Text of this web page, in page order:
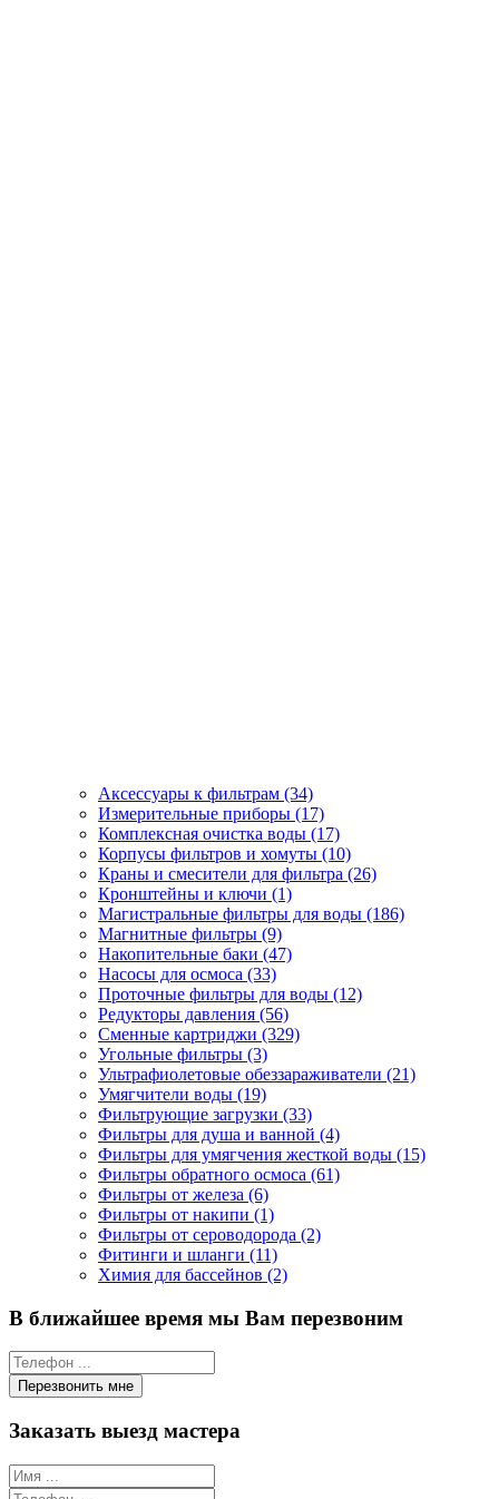
Аксессуары к фильтрам (34)
Измерительные приборы (17)
Комплексная очистка воды (17)
Корпусы фильтров и хомуты (10)
Краны и смесители для фильтра (26)
Кронштейны и ключи (1)
Магистральные фильтры для воды (186)
Магнитные фильтры (9)
Накопительные баки (47)
Насосы для осмоса (33)
Проточные фильтры для воды (12)
Редукторы давления (56)
Сменные картриджи (329)
Угольные фильтры (3)
Ультрафиолетовые обеззараживатели (21)
Умягчители воды (19)
Фильтрующие загрузки (33)
Фильтры для душа и ванной (4)
Фильтры для умягчения жесткой воды (15)
Фильтры обратного осмоса (61)
Фильтры от железа (6)
Фильтры от накипи (1)
Фильтры от сероводорода (2)
Фитинги и шланги (11)
Химия для бассейнов (2)
В ближайшее время мы Вам перезвоним
Заказать выезд мастера